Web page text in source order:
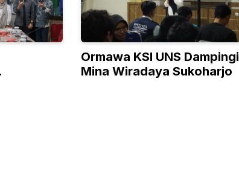
Ormawa KSI UNS Dampingi
Mina Wiradaya Sukoharjo